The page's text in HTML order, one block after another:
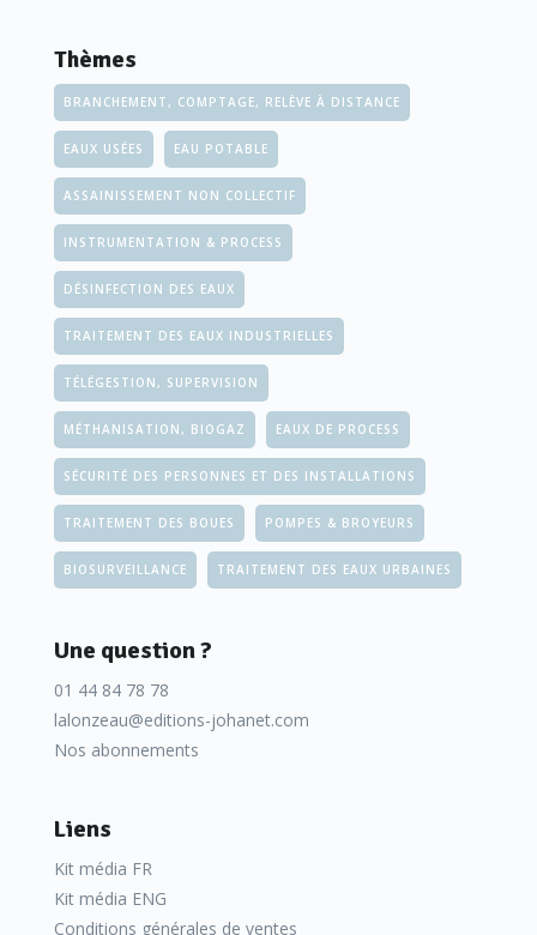
Thèmes
BRANCHEMENT, COMPTAGE, RELÈVE À DISTANCE
EAUX USÉES EAU POTABLE
ASSAINISSEMENT NON COLLECTIF
INSTRUMENTATION & PROCESS
DÉSINFECTION DES EAUX
TRAITEMENT DES EAUX INDUSTRIELLES
TÉLÉGESTION, SUPERVISION
MÉTHANISATION, BIOGAZ EAUX DE PROCESS
SÉCURITÉ DES PERSONNES ET DES INSTALLATIONS
TRAITEMENT DES BOUES POMPES & BROYEURS
BIOSURVEILLANCE TRAITEMENT DES EAUX URBAINES
Une question ?
01 44 84 78 78
lalonzeau@editions-johanet.com
Nos abonnements
Liens
Kit média FR
Kit média ENG
Conditions générales de ventes